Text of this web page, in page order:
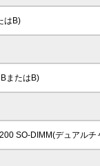
はB)
またはB)
SO-DIMM(デュアルチ